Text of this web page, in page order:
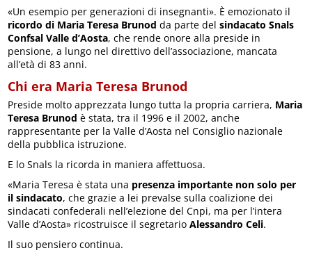
«Un esempio per generazioni di insegnanti». È emozionato il
ricordo di Maria Teresa Brunod da parte delsindacato Snals
Confsal Valle d’Aosta, che rende onore alla preside in
pensione, a lungo nel direttivo dell’associazione, mancata
all’età di 83 anni.
Chi era Maria Teresa Brunod
Preside molto apprezzata lungo tutta la propria carriera, Maria
Teresa Brunod è stata, tra il 1996 e il 2002, anche
rappresentante per la Valle d’Aosta nel Consiglio nazionale
della pubblica istruzione.
E lo Snals la ricorda in maniera affettuosa.
«Maria Teresa è stata una presenza importante non solo per
il sindacato, che grazie a lei prevalse sulla coalizione dei
sindacati confederali nell’elezione del Cnpi, ma per l’intera
Valle d’Aosta» ricostruisce il segretarioAlessandro Celi.
Il suo pensiero continua.